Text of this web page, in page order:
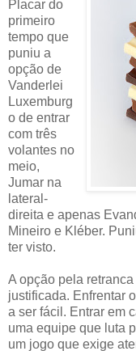
Placar do
primeiro
tempo que
puniu a
opção de
Vanderlei
Luxemburg
o de entrar
com três
volantes no
meio,
Jumar na
lateral-
direita e apenas
Mineiro e Kléber.
ter visto.
A opção pela
justificada. Enfrentar
a ser fácil. Entrar em
uma equipe que luta
um jogo que exige